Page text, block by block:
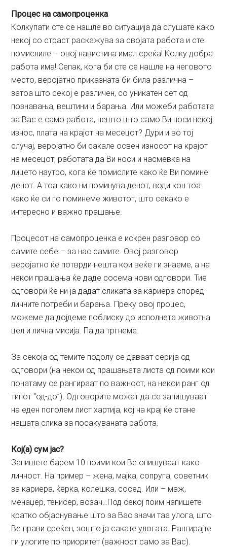
Процес на самопроценка
Колкупати сте се нашле во ситуација да слушате како
некој со страст раскажува за својата работа и сте
помислиле – овој навистина имал среќа! Колку добра
работа има! Сепак, кога би сте се нашле на неговото
место, веројатно приказната би била различна –
затоа што секој е различен, со уникатен сет од
познавања, вештини и барања. Или можеби работата
за Вас е само работа, нешто што само Ви носи некој
износ, плата на крајот на месецот? Дури и во тој
случај, веројатно би сакале освен износот на крајот
на месецот, работата да Ви носи и насмевка на
лицето наутро, кога ќе помислите како ќе Ви помине
денот. А тоа како ни поминува денот, води кон тоа
како ќе си го поминеме животот, што секако е
интересно и важно прашање.
Процесот на самопроценка е искрен разговор со
самите себе – за нас самите. Овој разговор
веројатно ќе потврди нешта кои веќе ги знаеме, а на
некои прашања ќе даде сосема нови одговори. Тие
одговори ќе ни ја дадат сликата за кариера според
личните потреби и барања. Преку овој процес,
можеме да дојдеме поблиску до исполнета животна
цел и лична мисија. Па да тргнеме.
За секоја од темите подолу се даваат серија од
одговори (на некои од прашањата листа од поими кои
понатаму се рангираат по важност, на некои ранг од
типот “од-до”). Одговорите можат да се запишуваат
на еден поголем лист хартија, кој на крај ќе стане
нашата слика за посакуваната работа.
Кој(а) сум јас?
Запишете барем 10 поими кои Ве опишуваат како
личност. На пример – жена, мајка, сопруга, советник
за кариера, ќерка, колешка, сосед. Или – маж,
менаџер, тенисер, возач…Под секој поим напишете
кратко објаснување што за Вас значи таа улога, што
Ве прави среќен, зошто ја сакате улогата. Рангирајте
ги улогите по приоритет (важност само за Вас).